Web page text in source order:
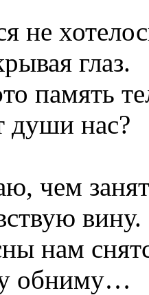
не
глаз.
память
души нас?
чем
вину.
нам
обниму…